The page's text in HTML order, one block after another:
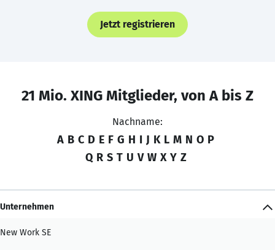
Jetzt registrieren
21 Mio. XING Mitglieder, von A bis Z
Nachname:
A B C D E F G H I J K L M N O P
Q R S T U V W X Y Z
Unternehmen
New Work SE